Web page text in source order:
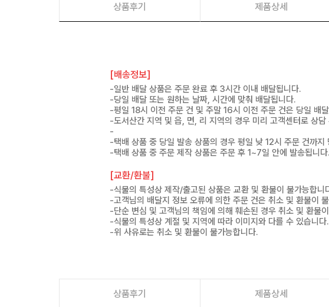
상품후기 제품상세
[배송정보]
-일반 배달 상품은 주문 완료 후 3시간 이내 배달됩니다.
-당일 배달 또는 원하는 날짜, 시간에 맞춰 배달됩니다.
-평일 18시 이전 주문 건 및 주말 16시 이전 주문 건은 당일 배
-도서산간 지역 및 읍, 면, 리 지역의 경우 미리 고객센터로 상담
-
-택배 상품 중 당일 발송 상품의 경우 평일 낮 12시 주문 건까지
-택배 상품 중 주문 제작 상품은 주문 후 1~7일 안에 발송됩니
[교환/환불]
-식물의 특성상 제작/출고된 상품은 교환 및 환불이 불가능합니
-고객님의 배달지 정보 오류에 의한 주문 건은 취소 및 환불이
-단순 변심 및 고객님의 책임에 의해 훼손된 경우 취소 및 환불
-식물의 특성상 계절 및 지역에 따라 이미지와 다를 수 있습니다.
-위 사유로는 취소 및 환불이 불가능합니다.
상품후기 제품상세